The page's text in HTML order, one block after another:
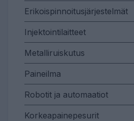
Erikoispinnoitusjärjestelmät
Injektointilaitteet
Metalliruiskutus
Paineilma
Robotit ja automaatiot
Korkeapainepesurit